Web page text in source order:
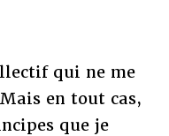
qui ne me
en tout cas,
que je